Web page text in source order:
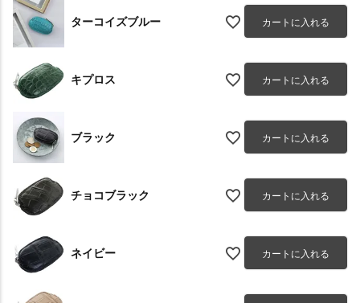
ターコイズブルー カートに入れる
キプロス カートに入れる
ブラック カートに入れる
チョコブラック カートに入れる
ネイビー カートに入れる